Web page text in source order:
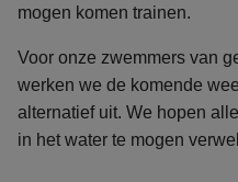
mogen komen trainen.
Voor onze zwemmers van
werken we de komende
alternatief uit. We hopen
in het water te mogen